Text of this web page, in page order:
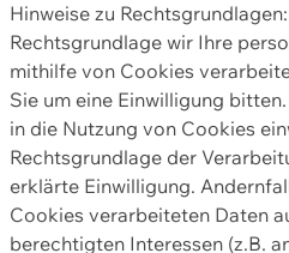
Hinweise zu
Rechtsgrundlage wir Ihre
mithilfe von Cookies
Sie um eine Einwilligung
in die Nutzung von Cookies
Rechtsgrundlage der
erklärte Einwilligung.
Cookies verarbeiteten Daten
berechtigten Interessen (z.B.